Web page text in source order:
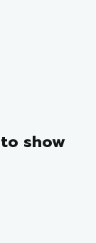
show